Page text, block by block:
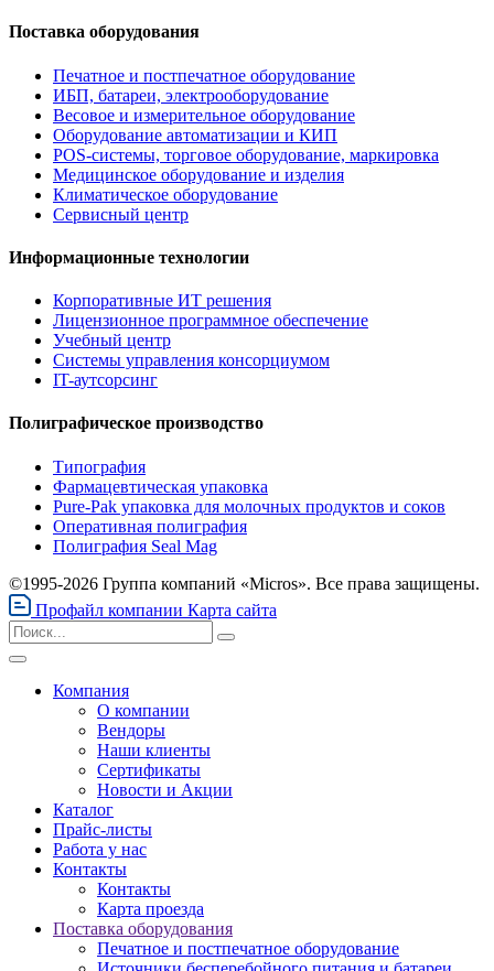
Поставка оборудования
Печатное и постпечатное оборудование
ИБП, батареи, электрооборудование
Весовое и измерительное оборудование
Оборудование автоматизации и КИП
POS-системы, торговое оборудование, маркировка
Медицинское оборудование и изделия
Климатическое оборудование
Сервисный центр
Информационные технологии
Корпоративные ИТ решения
Лицензионное программное обеспечение
Учебный центр
Системы управления консорциумом
IT-аутсорсинг
Полиграфическое производство
Типография
Фармацевтическая упаковка
Pure-Pak упаковка для молочных продуктов и соков
Оперативная полиграфия
Полиграфия Seal Mag
©1995-2026 Группа компаний «Micros». Все права защищены.
Профайл компании Карта сайта
Компания
О компании
Вендоры
Наши клиенты
Сертификаты
Новости и Акции
Каталог
Прайс-листы
Работа у нас
Контакты
Контакты
Карта проезда
Поставка оборудования
Печатное и постпечатное оборудование